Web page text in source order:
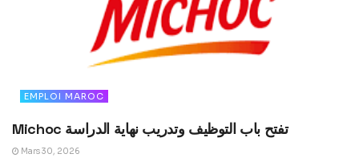
EMPLOI MAROC
Michoc تفتح باب التوظيف وتدريب نهاية الدراسة
Mars 30, 2026